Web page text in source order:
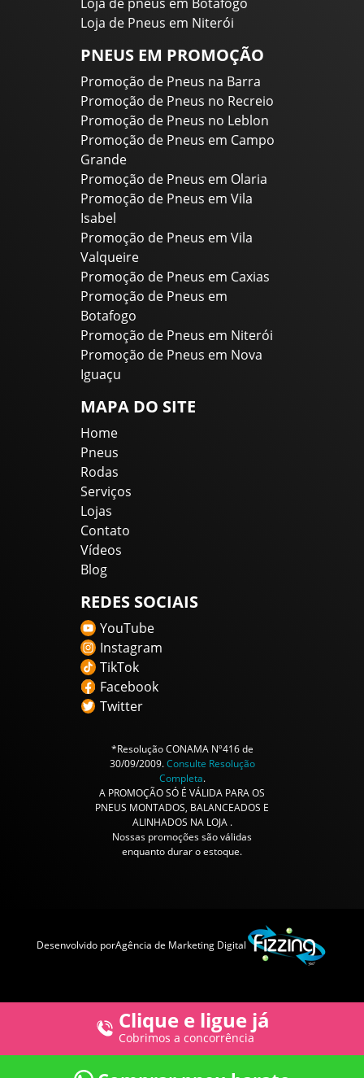
Clique e ligue já
Cobrimos a concorrência
Loja de Pneus em Niterói
PNEUS EM PROMOÇÃO
Promoção de Pneus na Barra
Promoção de Pneus no Recreio
Promoção de Pneus no Leblon
Promoção de Pneus em Campo
Grande
Promoção de Pneus em Olaria
Promoção de Pneus em Vila
Isabel
Promoção de Pneus em Vila
Valqueire
Promoção de Pneus em Caxias
Promoção de Pneus em
Botafogo
Promoção de Pneus em Niterói
Promoção de Pneus em Nova
Iguaçu
MAPA DO SITE
Home
Pneus
Rodas
Serviços
Lojas
Contato
Vídeos
Blog
REDES SOCIAIS
YouTube
Instagram
TikTok
Facebook
Twitter
*Resolução CONAMA Nº416 de
30/09/2009.Consulte Resolução
Completa.
A PROMOÇÃO SÓ É VÁLIDA PARA OS
PNEUS MONTADOS, BALANCEADOS E
ALINHADOS NA LOJA .
Nossas promoções são válidas
enquanto durar o estoque.
Desenvolvido porAgência de Marketing Digital